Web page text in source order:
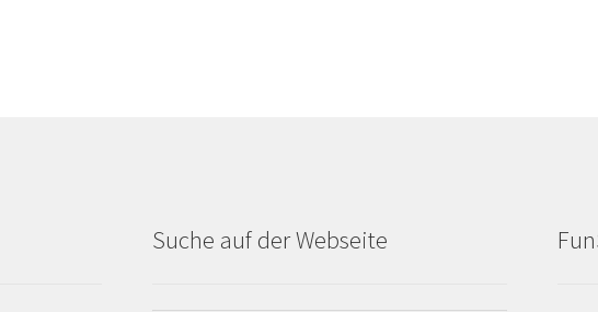
Suche auf der Webseite